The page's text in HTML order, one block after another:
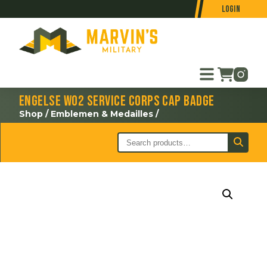
Login
Engelse WO2 Service Corps cap badge
Shop / Emblemen & Medailles /